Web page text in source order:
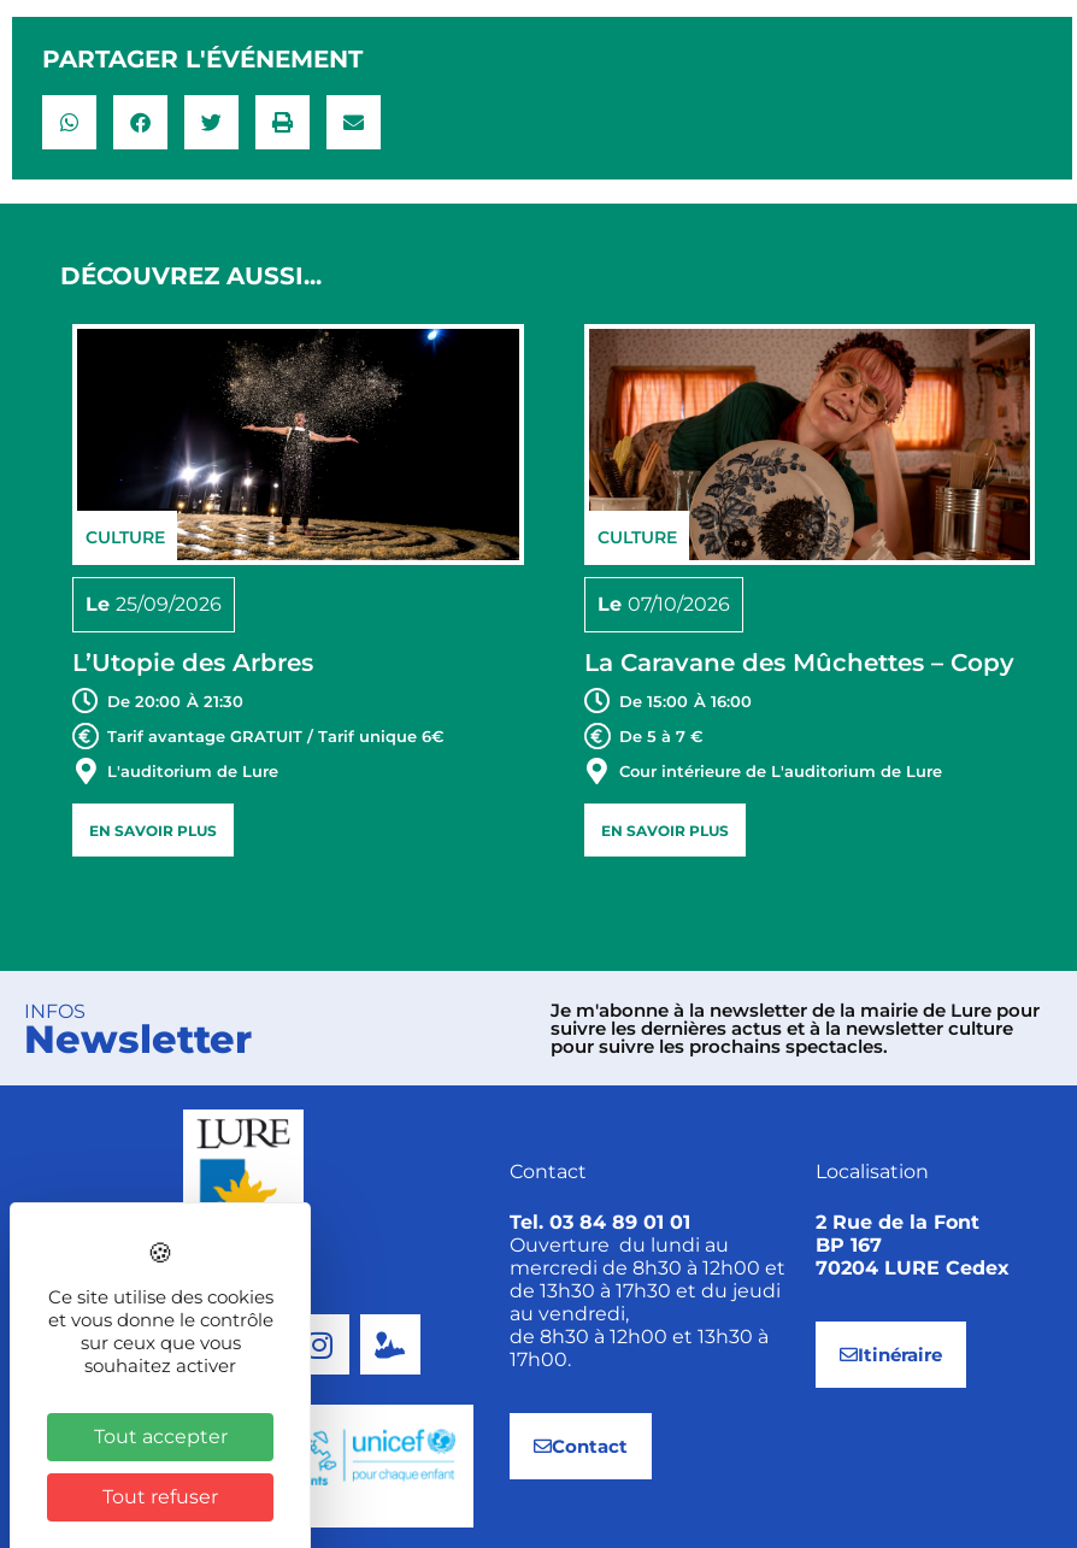
PARTAGER L'ÉVÉNEMENT​
DÉCOUVREZ AUSSI...
CULTURE
Le 25/09/2026
L’Utopie des Arbres
De 20:00 À 21:30
Tarif avantage GRATUIT / Tarif unique 6€
L'auditorium de Lure
EN SAVOIR PLUS
CULTURE
Le 07/10/2026
La Caravane des Mûchettes – Copy
De 15:00 À 16:00
De 5 à 7 €
Cour intérieure de L'auditorium de Lure
EN SAVOIR PLUS
INFOS
Newsletter
Je m'abonne à la newsletter de la mairie de Lure pour
suivre les dernières actus et à la newsletter culture
pour suivre les prochains spectacles.
Suivez-nous !
Contact
Tel. 03 84 89 01 01
Ouverture du lundi au
mercredi de 8h30 à 12h00 et
de 13h30 à 17h30 et du jeudi
au vendredi,
de 8h30 à 12h00 et 13h30 à
17h00.
Contact
Localisation
2 Rue de la Font
BP 167
70204 LURE Cedex
Itinéraire
Ce site utilise des cookies
et vous donne le contrôle
sur ceux que vous
souhaitez activer
Tout accepter
Tout refuser